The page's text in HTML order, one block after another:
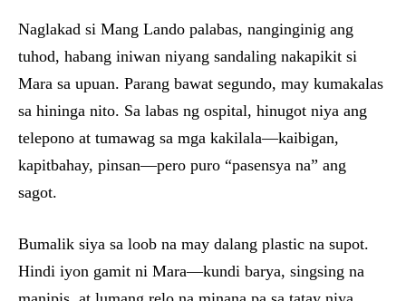
Naglakad si Mang Lando palabas, nanginginig ang
tuhod, habang iniwan niyang sandaling nakapikit si
Mara sa upuan. Parang bawat segundo, may kumakalas
sa hininga nito. Sa labas ng ospital, hinugot niya ang
telepono at tumawag sa mga kakilala—kaibigan,
kapitbahay, pinsan—pero puro “pasensya na” ang
sagot.
Bumalik siya sa loob na may dalang plastic na supot.
Hindi iyon gamit ni Mara—kundi barya, singsing na